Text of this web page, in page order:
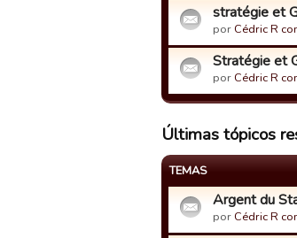
stratégie et
por Cédric R
Stratégie et
por Cédric R
Últimas tópicos
TEMAS
Argent du
por Cédric R